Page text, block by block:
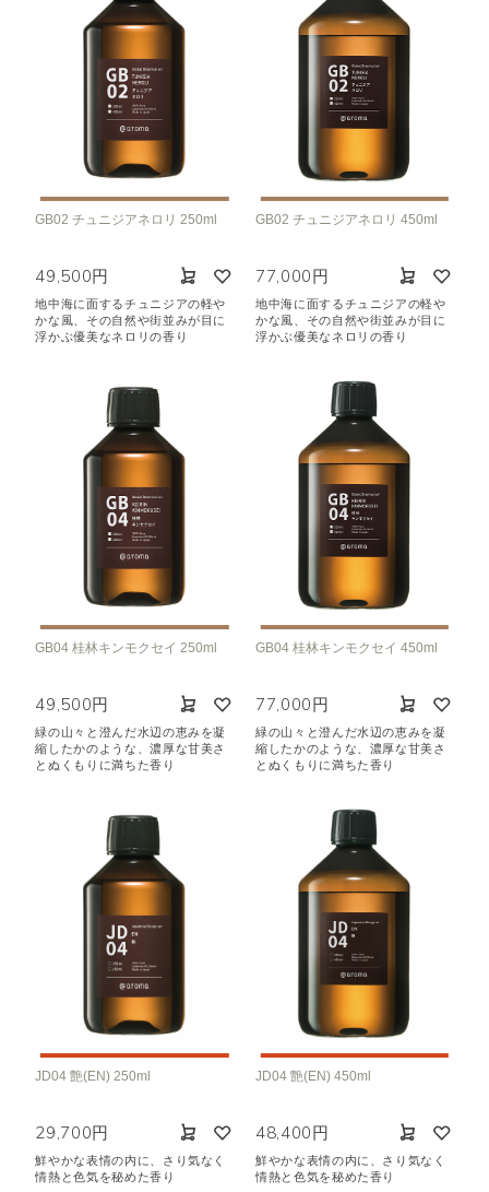
GB02 チュニジアネロリ 250ml
49,500円
地中海に面するチュニジアの軽や
かな風、その自然や街並みが目に
浮かぶ優美なネロリの香り
GB02 チュニジアネロリ 450ml
77,000円
地中海に面するチュニジアの軽や
かな風、その自然や街並みが目に
浮かぶ優美なネロリの香り
GB04 桂林キンモクセイ 250ml
49,500円
緑の山々と澄んだ水辺の恵みを凝
縮したかのような、濃厚な甘美さ
とぬくもりに満ちた香り
GB04 桂林キンモクセイ 450ml
77,000円
緑の山々と澄んだ水辺の恵みを凝
縮したかのような、濃厚な甘美さ
とぬくもりに満ちた香り
JD04 艶(EN) 250ml
29,700円
鮮やかな表情の内に、さり気なく
情熱と色気を秘めた香り
JD04 艶(EN) 450ml
48,400円
鮮やかな表情の内に、さり気なく
情熱と色気を秘めた香り